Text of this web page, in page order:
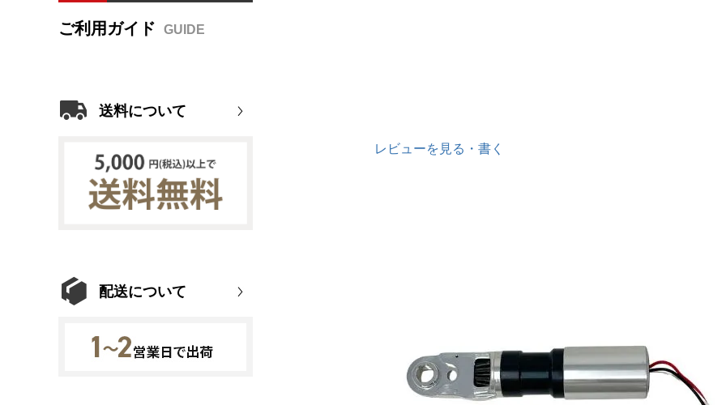
ご利用ガイド
送料について
配送について
レビューを見る・書く